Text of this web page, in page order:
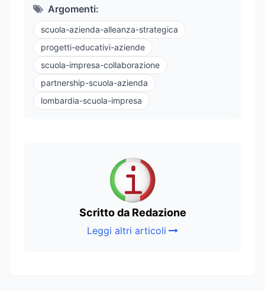
Argomenti:
scuola-azienda-alleanza-strategica
progetti-educativi-aziende
scuola-impresa-collaborazione
partnership-scuola-azienda
lombardia-scuola-impresa
Scritto da Redazione
Leggi altri articoli